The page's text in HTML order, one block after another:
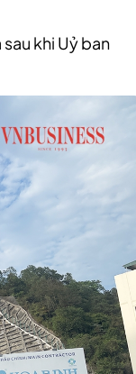
khi Uỷ ban